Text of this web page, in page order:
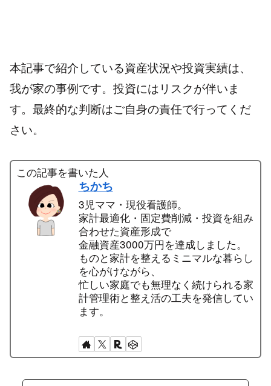
本記事で紹介している資産状況や投資実績は、
我が家の事例です。投資にはリスクが伴いま
す。最終的な判断はご自身の責任で行ってくだ
さい。
この記事を書いた人
ちかち
3児ママ・現役看護師。
家計最適化・固定費削減・投資を組み
合わせた資産形成で
金融資産3000万円を達成しました。
ものと家計を整えるミニマルな暮らし
を心がけながら、
忙しい家庭でも無理なく続けられる家
計管理術と整え活の工夫を発信してい
ます。